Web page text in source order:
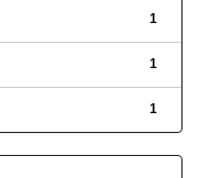
1
1
1